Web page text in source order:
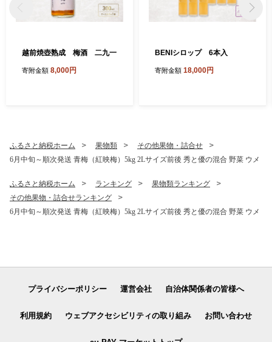
越前焼壺熟成 梅酒 二九一
寄附金額 8,000円
BENIシロップ 6本入
寄附金額 18,000円
ふるさと納税ホーム 果物類
その他果物・詰合せ
6月中旬～順次発送 青梅（紅映梅）5kg 2Lサイズ前後 秀と優の混合 野菜 ウメ
ふるさと納税ホーム ランキング
果物類ランキング
その他果物・詰合せランキング
6月中旬～順次発送 青梅（紅映梅）5kg 2Lサイズ前後 秀と優の混合 野菜 ウメ
プライバシーポリシー 運営会社 自治体関係者の皆様へ
利用規約 ウェブアクセシビリティの取り組み お問い合わせ